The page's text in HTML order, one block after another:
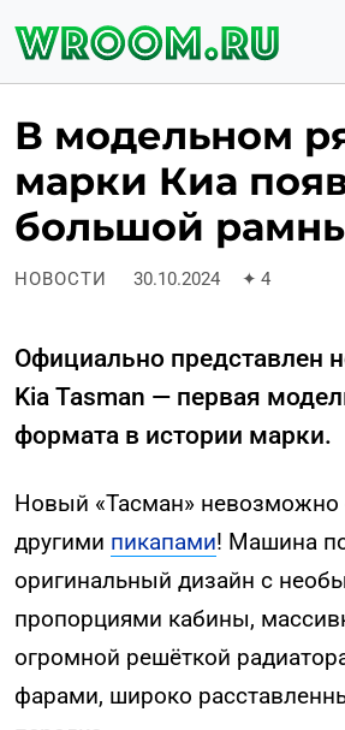
В модельном
марки Киа
большой
НОВОСТИ 30.10.2024 ✦ 4
Официально представлен
Kia Tasman — первая
формата в истории марки.
Новый «Тасман» невозможно
другими пикапами! Машина
оригинальный дизайн с
пропорциями кабины,
огромной решёткой
фарами, широко